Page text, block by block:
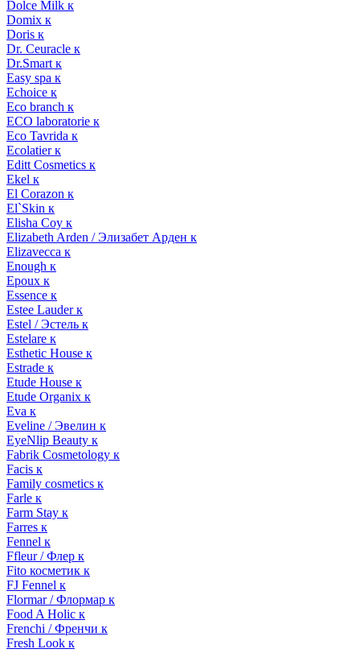
Dolce Milk к
Domix к
Doris к
Dr. Ceuracle к
Dr.Smart к
Easy spa к
Echoice к
Eco branch к
ECO laboratorie к
Eco Tavrida к
Ecolatier к
Editt Cosmetics к
Ekel к
El Corazon к
El`Skin к
Elisha Coy к
Elizabeth Arden / Элизабет Арден к
Elizavecca к
Enough к
Epoux к
Essence к
Estee Lauder к
Estel / Эстель к
Estelare к
Esthetic House к
Estrade к
Etude House к
Etude Organix к
Eva к
Eveline / Эвелин к
EyeNlip Beauty к
Fabrik Cosmetology к
Facis к
Family cosmetics к
Farle к
Farm Stay к
Farres к
Fennel к
Ffleur / Флер к
Fito косметик к
FJ Fennel к
Flormar / Флормар к
Food A Holic к
Frenchi / Френчи к
Fresh Look к